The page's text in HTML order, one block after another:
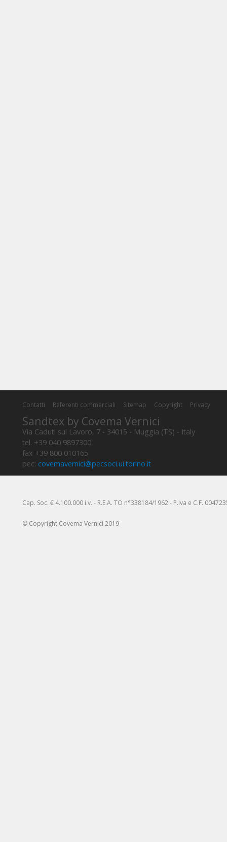
Contatti Referenti commerciali Sitemap Copyright Privacy
Sandtex by Covema Vernici
Via Caduti sul Lavoro, 7 - 34015 - Muggia (TS) - Italy
tel. +39 040 9897300
fax +39 800 010165
pec: covemavernici@pecsoci.ui.torino.it
Cap. Soc. € 4.100.000 i.v. - R.E.A. TO n°338184/1962 - P.Iva e C.F.
© Copyright Covema Vernici 2019